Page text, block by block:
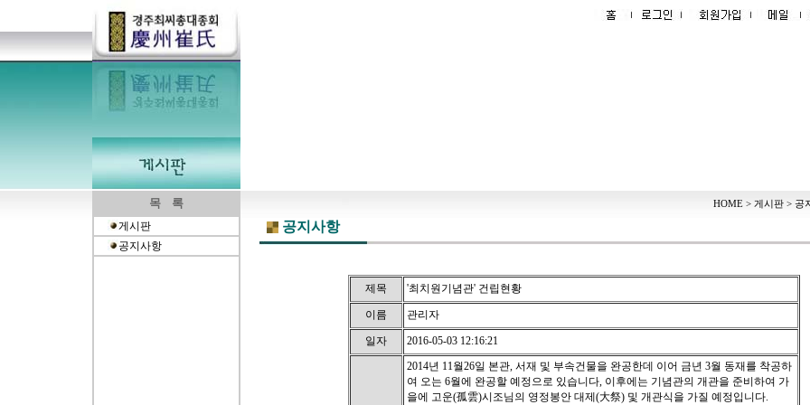
목 록
게시판
공지사항
HOME > 게시판 > 공
공지사항
제목 '최치원기념관' 건립현황
이름 관리자
일자
2016-05-03 12:16:21
2014년 11월26일 본관, 서재 및 부속건물을 완공한데 이어 금년 3월 동재를 착공하
여 오는 6월에 완공할 예정으로 있습니다, 이후에는 기념관의 개관을 준비하여 가
을에 고운(孤雲)시조님의 영정봉안 대제(大祭) 및 개관식을 가질 예정입니다.